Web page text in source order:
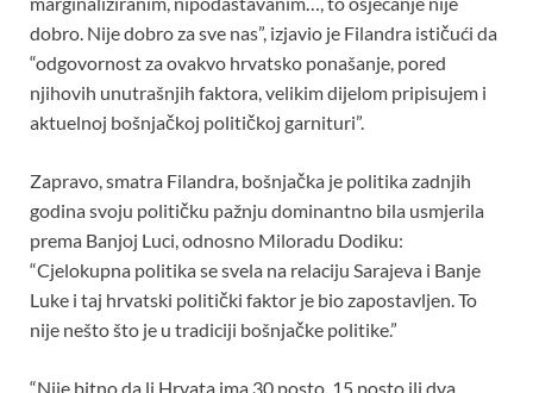
dobro. Nije dobro za sve nas”, izjavio je Filandra ističući da
“odgovornost za ovakvo hrvatsko ponašanje, pored
njihovih unutrašnjih faktora, velikim dijelom pripisujem i
aktuelnoj bošnjačkoj političkoj garnituri”.
Zapravo, smatra Filandra, bošnjačka je politika zadnjih
godina svoju političku pažnju dominantno bila usmjerila
prema Banjoj Luci, odnosno Miloradu Dodiku:
“Cjelokupna politika se svela na relaciju Sarajeva i Banje
Luke i taj hrvatski politički faktor je bio zapostavljen. To
nije nešto što je u tradiciji bošnjačke politike.”
“Nije bitno da li Hrvata ima 30 posto, 15 posto ili dva